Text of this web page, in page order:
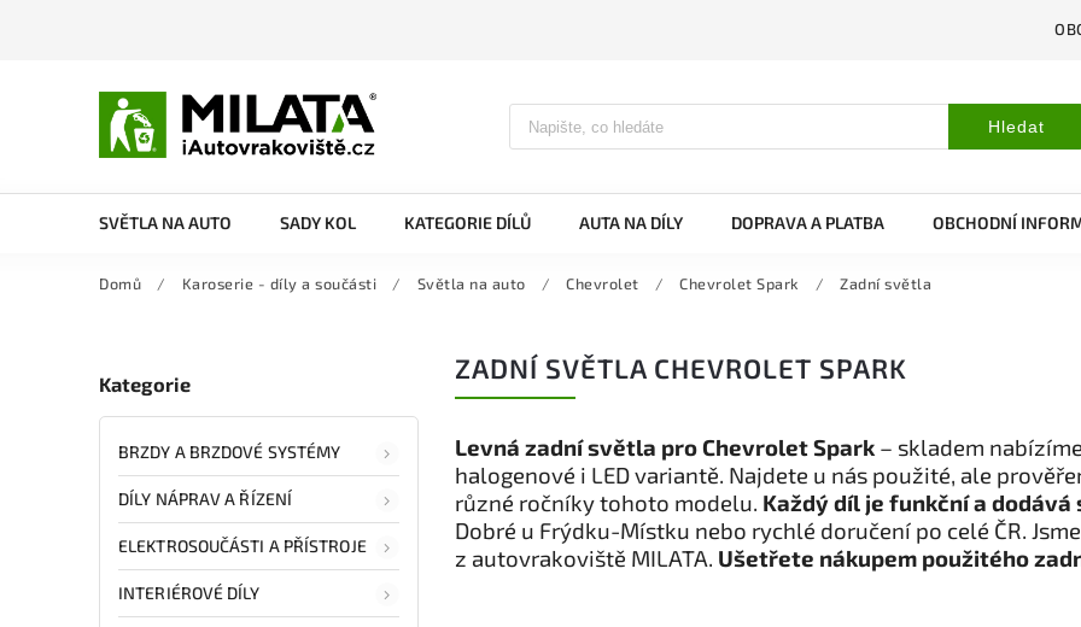
Hledat
SVĚTLA NA AUTO SADY KOL KATEGORIE DÍLŮ AUTA NA DÍLY DOPRAVA A PLATBA OBCHODNÍ
Domů / Karoserie - díly a součásti / Světla na auto / Chevrolet / Chevrolet Spark / Zadní světla
Kategorie
BRZDY A BRZDOVÉ SYSTÉMY
DÍLY NÁPRAV A ŘÍZENÍ
ELEKTROSOUČÁSTI A PŘÍSTROJE
INTERIÉROVÉ DÍLY
ZADNÍ SVĚTLA CHEVROLET SPARK
Levná zadní světla pro Chevrolet Spark – skladem
halogenové i LED variantě. Najdete u nás použité, ale
různé ročníky tohoto modelu. Každý díl je funkční a dodává
Dobré u Frýdku-Místku nebo rychlé doručení po celé ČR.
z autovrakoviště MILATA. Ušetřete nákupem použitého